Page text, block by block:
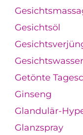
Gesichtsöl
Gesichtswasser
Getönte
Ginseng
Glandulär-
Glanzspray